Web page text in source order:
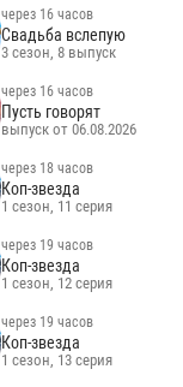
через 16 часов
Свадьба вслепую
3 сезон, 8 выпуск
через 16 часов
Пусть говорят
выпуск от 06.08.2026
через 18 часов
Коп-звезда
1 сезон, 11 серия
через 19 часов
Коп-звезда
1 сезон, 12 серия
через 19 часов
Коп-звезда
1 сезон, 13 серия